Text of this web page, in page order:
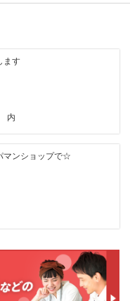
ます
内
マンショップで☆